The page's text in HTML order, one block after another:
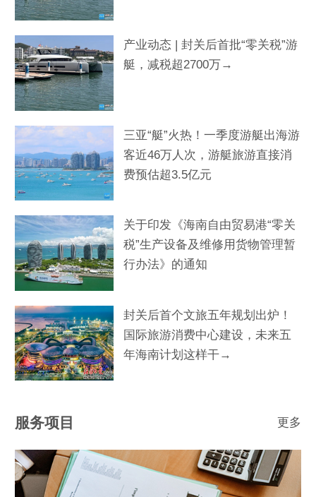
产业动态 | 封关后首批“零关税”游
艇，减税超2700万→
三亚“艇”火热！一季度游艇出海游
客近46万人次，游艇旅游直接消
费预估超3.5亿元
关于印发《海南自由贸易港“零关
税”生产设备及维修用货物管理暂
行办法》的通知
封关后首个文旅五年规划出炉！
国际旅游消费中心建设，未来五
年海南计划这样干→
服务项目 更多